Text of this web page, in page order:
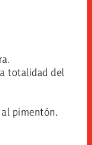
totalidad del
al pimentón.